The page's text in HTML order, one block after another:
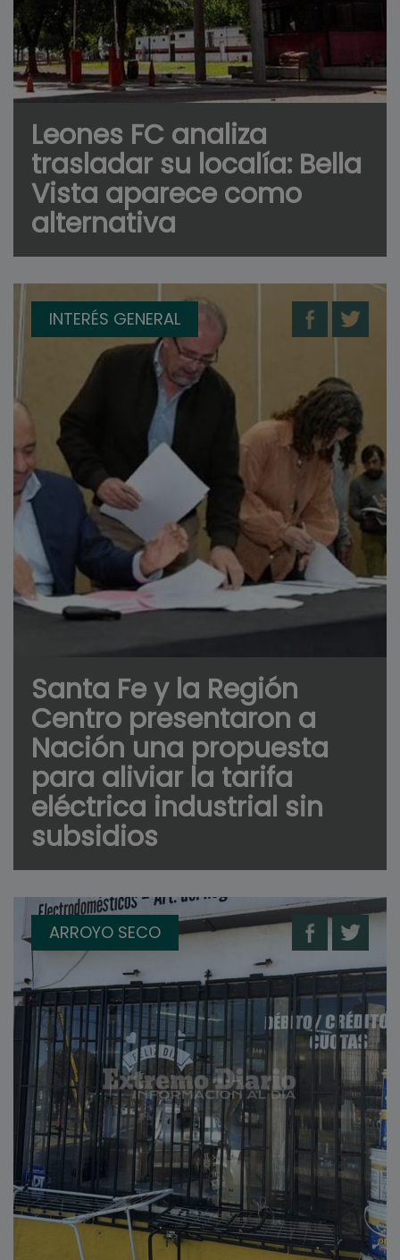
Leones FC analiza
trasladar su localía: Bella
Vista aparece como
alternativa
INTERÉS GENERAL
Santa Fe y la Región
Centro presentaron a
Nación una propuesta
para aliviar la tarifa
eléctrica industrial sin
subsidios
ARROYO SECO